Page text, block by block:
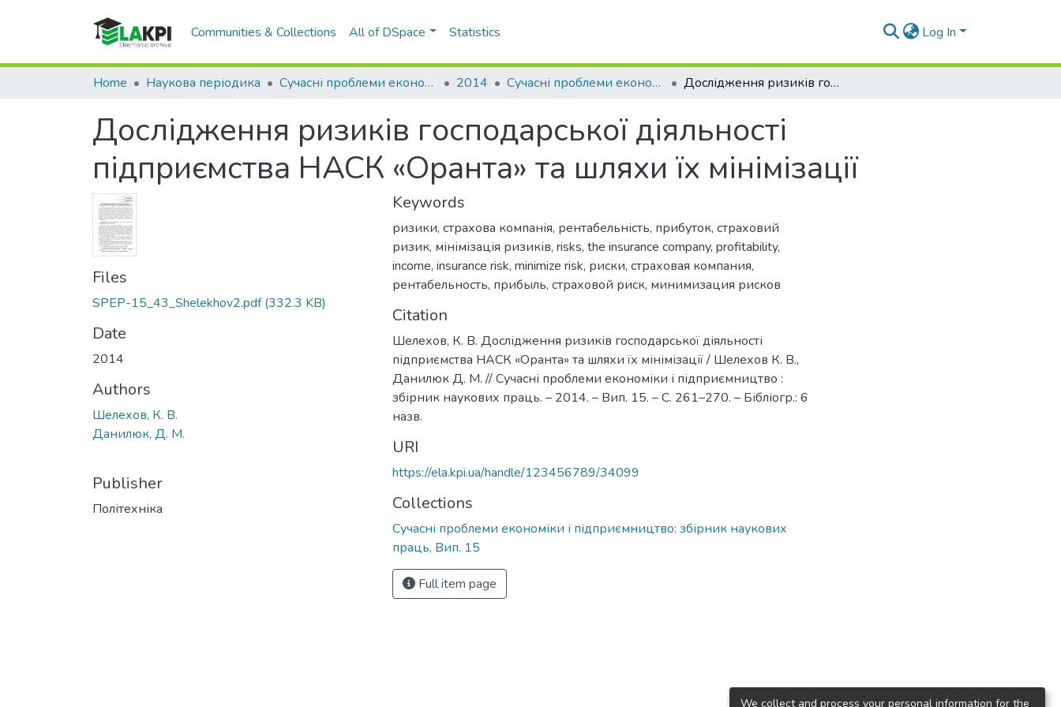
Communities & Collections All of DSpace Statistics Log In
Home Наукова періодика Сучасні проблеми економіки і підприємництво 2014 Сучасні проблеми економіки і підприємництво: збірник наукових праць, Вип. 15 Дослідження ризиків господарської діяльності підприємства НАСК «Оранта» та шляхи їх мінімізації
Дослідження ризиків господарської діяльності
підприємства НАСК «Оранта» та шляхи їх мінімізації
Files
SPEP-15_43_Shelekhov2.pdf(332.3 KB)
Date
2014
Authors
Шелехов, К. В.
Данилюк, Д. М.
Publisher
Політехніка
Keywords
ризики, страхова компанія, рентабельність, прибуток, страховий
ризик, мінімізація ризиків, risks, the insurance company, profitability,
income, insurance risk, minimize risk, риски, страховая компания,
рентабельность, прибыль, страховой риск, минимизация рисков
Citation
Шелехов, К. В. Дослідження ризиків господарської діяльності
підприємства НАСК «Оранта» та шляхи їх мінімізації / Шелехов К. В.,
Данилюк Д. М. // Сучасні проблеми економіки і підприємництво :
збірник наукових праць. – 2014. – Вип. 15. – С. 261–270. – Бібліогр.: 6
назв.
URI
https://ela.kpi.ua/handle/123456789/34099
Collections
Сучасні проблеми економіки і підприємництво: збірник наукових
праць, Вип. 15
Full item page
We collect and process your personal information for the